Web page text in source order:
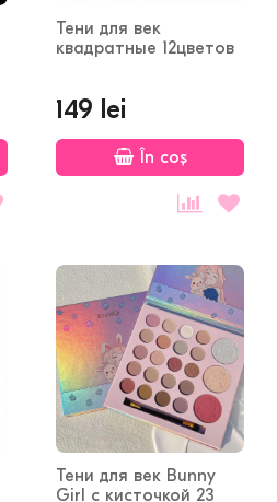
Тени для век
квадратные 12цветов
149 lei
În coș
Тени для век Bunny
Girl с кисточкой 23